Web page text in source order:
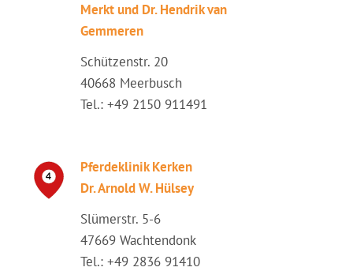
Merkt und Dr. Hendrik van
Gemmeren
Schützenstr. 20
40668 Meerbusch
Tel.: +49 2150 911491
Pferdeklinik Kerken
Dr. Arnold W. Hülsey
Slümerstr. 5-6
47669 Wachtendonk
Tel.: +49 2836 91410